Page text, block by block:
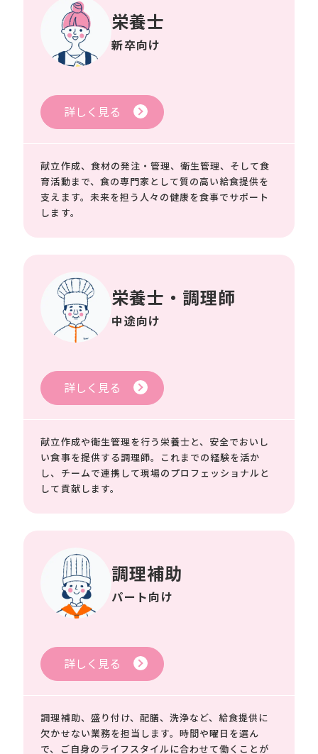
栄養士
新卒向け
詳しく見る
献立作成、食材の発注・管理、衛生管理、そして食
育活動まで、食の専門家として質の高い給食提供を
支えます。未来を担う人々の健康を食事でサポート
します。
栄養士・調理師
中途向け
詳しく見る
献立作成や衛生管理を行う栄養士と、安全でおいし
い食事を提供する調理師。これまでの経験を活か
し、チームで連携して現場のプロフェッショナルと
して貢献します。
調理補助
パート向け
詳しく見る
調理補助、盛り付け、配膳、洗浄など、給食提供に
欠かせない業務を担当します。時間や曜日を選ん
で、ご自身のライフスタイルに合わせて働くことが